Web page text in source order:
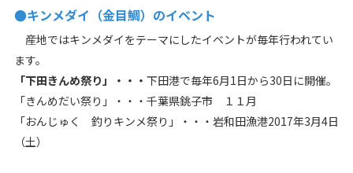
●キンメダイ（金目鯛）のイベント
産地ではキンメダイをテーマにしたイベントが毎年行われてい
ます。
「下田きんめ祭り」・・・ 下田港で毎年6月1日から30日に開催。
「きんめだい祭り」・・・千葉県銚子市 １１月
「おんじゅく 釣りキンメ祭り」・・・岩和田漁港2017年3月4日
（土）